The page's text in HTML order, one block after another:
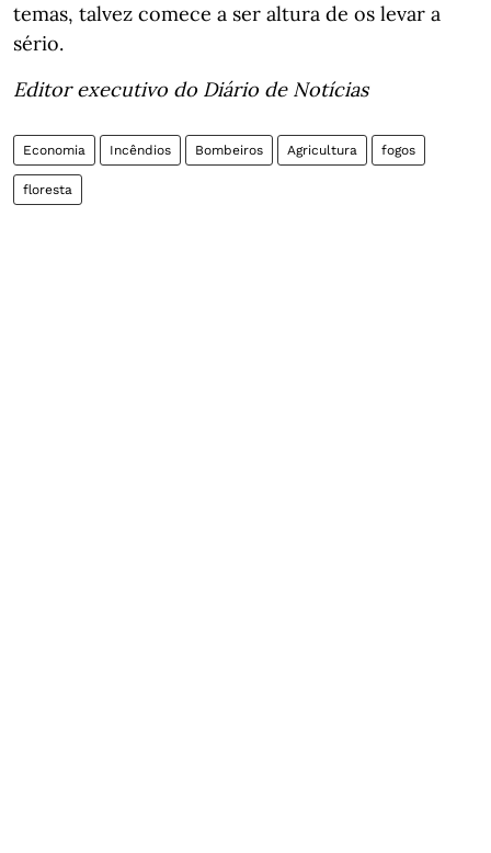
temas, talvez comece a ser altura de os levar a
sério.
Editor executivo do Diário de Notícias
Economia Incêndios Bombeiros Agricultura fogos
floresta